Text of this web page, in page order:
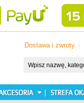
Dostawa i zwroty